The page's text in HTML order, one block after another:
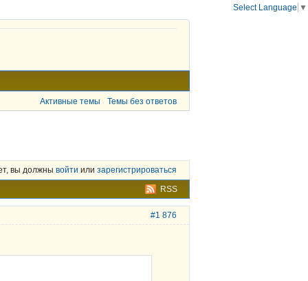
Активные темы Темы без ответов
вы должны войти или зарегистрироваться
RSS
#1 876
Select Language ▼